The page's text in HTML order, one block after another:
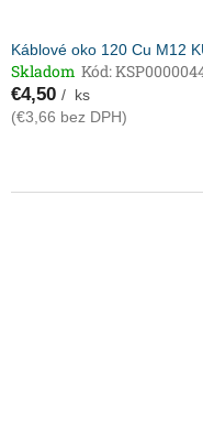
Káblové oko 120 Cu M12
Skladom Kód:
€4,50 / ks
(€3,66 bez DPH)